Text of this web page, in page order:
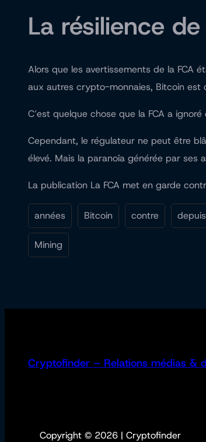
La résilience
Alors que les avertissements de la FCA
aux autres crypto-monnaies, Bitcoin est
C’est quelque chose que la FCA a
Cependant, le régulateur ne peut être
élevé. Mais la paranoïa générée par
La publication La FCA met en garde
années Bitcoin contre depuis
Mining
Cryptofinder – Relations médias &
Copyright © 2026 | Cryptofinder